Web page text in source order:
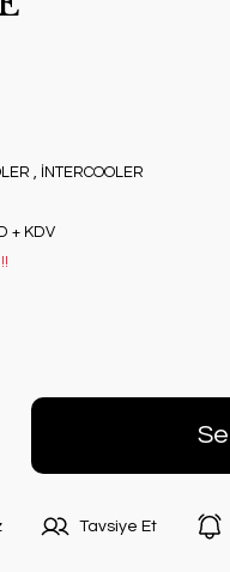
, İNTERCOOLER
+ KDV
Tavsiye Et